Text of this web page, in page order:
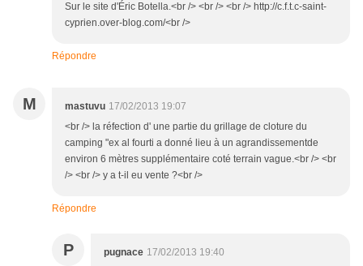
Sur le site d'Éric Botella.<br /> <br /> <br /> http://c.f.t.c-saint-
cyprien.over-blog.com/<br />
Répondre
M mastuvu 17/02/2013 19:07
<br /> la réfection d' une partie du grillage de cloture du
camping "ex al fourti a donné lieu à un agrandissementde
environ 6 mètres supplémentaire coté terrain vague.<br /> <br
/> <br /> y a t-il eu vente ?<br />
Répondre
P pugnace 17/02/2013 19:40